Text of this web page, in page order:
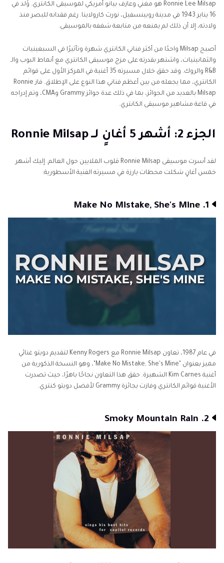
Ronnie Lee Milsap هو مغني وعازف بيانو أمريكي لموسيقى الكانتري. وُلد في
16 يناير 1943 في مدينة روبينسفيل، نورث كارولاينا. رغم فقدانه للبصر منذ
ولادته، إلا أن ذلك لم يمنعه من متابعة شغفه بالموسيقى.
أصبح Milsap واحدًا من أكثر فناني الكانتري شهرة وتأثيرًا في السبعينيات
والثمانينيات، واشتهر بقدرته على مزج موسيقى الكانتري مع أنماط البوب والـ
R&B والروك. وقد حقق خلال مسيرته 35 أغنية في المركز الأول على قوائم
الكانتري، مما يجعله من بين أعظم فناني هذا النوع على الإطلاق. فاز Ronnie
Milsap بالعديد من الجوائز، بما في ذلك عدة جوائز Grammy وCMA، وتم إدراجه
في قاعة مشاهير موسيقى الكانتري.
الجزء 2: أشهر 5 أغانٍ لــ Ronnie Milsap
لقد أسرت موسيقى Ronnie Milsap قلوب الملايين حول العالم. إليك أشهر
خمس أغانٍ شكلت محطات بارزة في مسيرته الفنية الأسطورية:
1. Make No Mistake, She's Mine
في عام 1987، تعاون Ronnie Milsap مع Kenny Rogers لتقديم دويتو غنائي
مميز بعنوان "Make No Mistake, She's Mine"، وهو النسخة الذكورية من
أغنية Kim Carnes الشهيرة. حقق هذا التعاون نجاحًا باهرًا، حيث تصدرت
الأغنية قوائم الكانتري وفازت بجائزة Grammy لأفضل دويتو كنتري.
2. Smoky Mountain Rain